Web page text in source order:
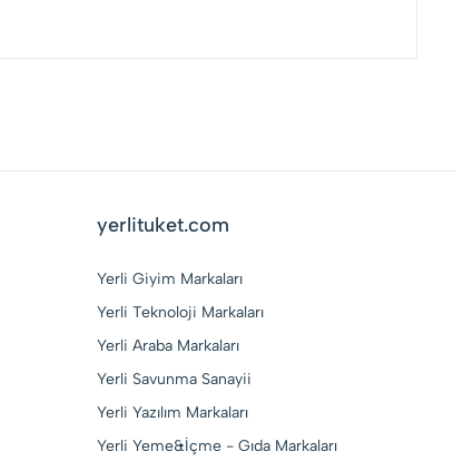
yerlituket.com
Yerli Giyim Markaları
Yerli Teknoloji Markaları
Yerli Araba Markaları
Yerli Savunma Sanayii
Yerli Yazılım Markaları
Yerli Yeme&İçme - Gıda Markaları